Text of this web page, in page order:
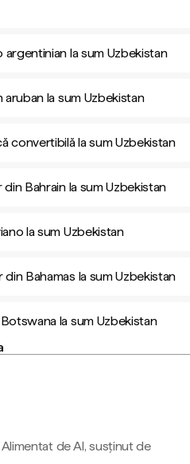
argentinian la sum Uzbekistan
la sum Uzbekistan
convertibilă la sum Uzbekistan
Bahrain la sum Uzbekistan
la sum Uzbekistan
Bahamas la sum Uzbekistan
la sum Uzbekistan
de AI, susținut de